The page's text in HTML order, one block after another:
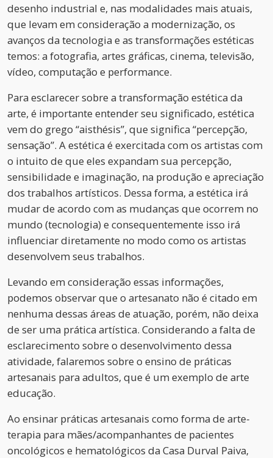
desenho industrial e, nas modalidades mais atuais,
que levam em consideração a modernização, os
avanços da tecnologia e as transformações estéticas
temos: a fotografia, artes gráficas, cinema, televisão,
vídeo, computação e performance.
Para esclarecer sobre a transformação estética da
arte, é importante entender seu significado, estética
vem do grego “aisthésis”, que significa “percepção,
sensação”. A estética é exercitada com os artistas com
o intuito de que eles expandam sua percepção,
sensibilidade e imaginação, na produção e apreciação
dos trabalhos artísticos. Dessa forma, a estética irá
mudar de acordo com as mudanças que ocorrem no
mundo (tecnologia) e consequentemente isso irá
influenciar diretamente no modo como os artistas
desenvolvem seus trabalhos.
Levando em consideração essas informações,
podemos observar que o artesanato não é citado em
nenhuma dessas áreas de atuação, porém, não deixa
de ser uma prática artística. Considerando a falta de
esclarecimento sobre o desenvolvimento dessa
atividade, falaremos sobre o ensino de práticas
artesanais para adultos, que é um exemplo de arte
educação.
Ao ensinar práticas artesanais como forma de arte-
terapia para mães/acompanhantes de pacientes
oncológicos e hematológicos da Casa Durval Paiva,